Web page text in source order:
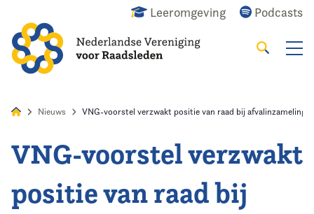
Leeromgeving Podcasts
Zoeken
Home
Agenda
Nieuws VNG-voorstel verzwakt positie van raad bij afvalinzameling
VNG-voorstel verzwakt
positie van raad bij